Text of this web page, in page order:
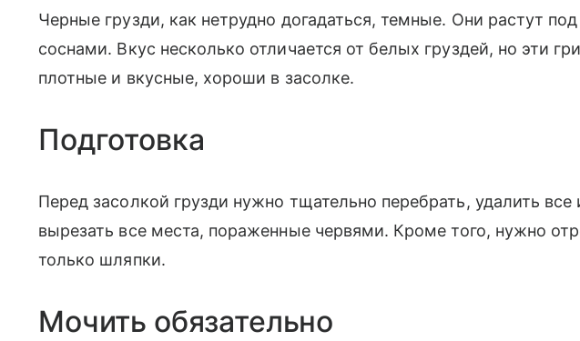
Черные грузди, как нетрудно догадаться, темные. Они растут
соснами. Вкус несколько отличается от белых груздей, но эти
плотные и вкусные, хороши в засолке.
Подготовка
Перед засолкой грузди нужно тщательно перебрать, удалить все
вырезать все места, пораженные червями. Кроме того, нужно
только шляпки.
Мочить обязательно